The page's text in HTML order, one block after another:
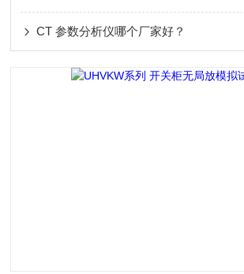
CT 参数分析仪哪个厂家好？